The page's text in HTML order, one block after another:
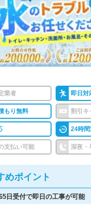
3.5（ 2件のクチコミ）
について
中村浩美
2 年前
ン、水回り、電気工事など
ってくれます。現在、もろ
中です｡結果はまた報告し
施工実績30万件を
修理に応じて1～3
無料保証を用意
詳細は公式
ライフがおすすめの
フは年中無休で、最
出張費無料などのサ
置工事事業者（水道局
することなく自社でし
業者 即日対
もり無料 割引キ
24時
支払い可能 深夜・
めポイント
日受付で即日の工事が可能